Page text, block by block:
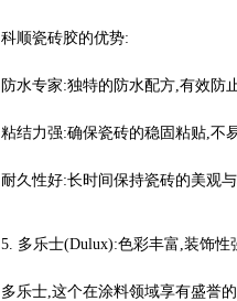
科顺瓷砖胶的优势:
防水专家:独特的防水配方,有效防
粘结力强:确保瓷砖的稳固粘贴,不
耐久性好:长时间保持瓷砖的美观与
5. 多乐士(Dulux):色彩丰富,装饰性
多乐士,这个在涂料领域享有盛誉